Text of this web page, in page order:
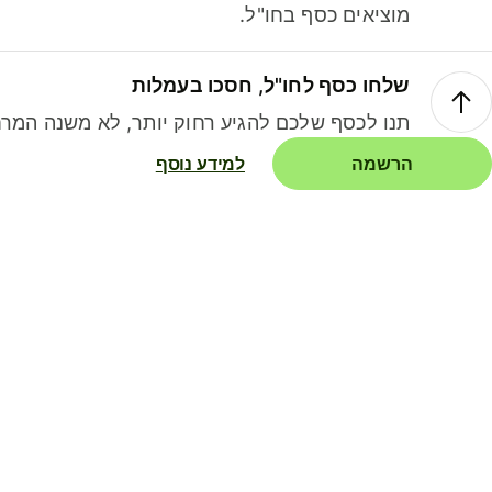
מוציאים כסף בחו"ל.
שלחו כסף לחו"ל, חסכו בעמלות
תנו לכסף שלכם להגיע רחוק יותר, לא משנה
הרשמה למידע נוסף